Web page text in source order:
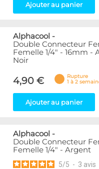
Ajouter au panier
Alphacool -
Double Connecteur
Femelle 1/4" - 16mm -
Noir
4,90 €
Rupture
1 à 2
Ajouter au panier
Alphacool -
Double Connecteur
Femelle 1/4" - Argent
5/5 - 3 avis